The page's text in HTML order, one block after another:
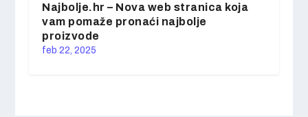
Najbolje.hr – Nova web stranica koja
vam pomaže pronaći najbolje
proizvode
feb 22, 2025